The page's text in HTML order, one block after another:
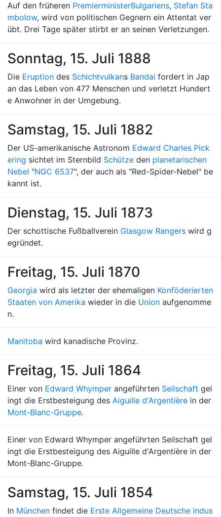
Auf den früheren PremierministerBulgariens, Stefan Sta
mbolow, wird von politischen Gegnern ein Attentat ver
übt. Drei Tage später stirbt er an seinen Verletzungen.
Sonntag, 15. Juli 1888
Die Eruption des Schichtvulkans Bandai fordert in Jap
an das Leben von 477 Menschen und verletzt Hundert
e Anwohner in der Umgebung.
Samstag, 15. Juli 1882
Der US-amerikanische Astronom Edward Charles Pick
ering sichtet im Sternbild Schütze den planetarischen
Nebel "NGC 6537", der auch als "Red-Spider-Nebel" be
kannt ist.
Dienstag, 15. Juli 1873
Der schottische Fußballverein Glasgow Rangers wird g
egründet.
Freitag, 15. Juli 1870
Georgia wird als letzter der ehemaligen Konföderierten
Staaten von Amerika wieder in die Union aufgenomme
n.
Manitoba wird kanadische Provinz.
Freitag, 15. Juli 1864
Einer von Edward Whymper angeführten Seilschaft gel
ingt die Erstbesteigung des Aiguille d'Argentière in der
Mont-Blanc-Gruppe.
Einer von Edward Whymper angeführten Seilschaft gel
ingt die Erstbesteigung des Aiguille d'Argentière in der
Mont-Blanc-Gruppe.
Samstag, 15. Juli 1854
In München findet die Erste Allgemeine Deutsche Indus